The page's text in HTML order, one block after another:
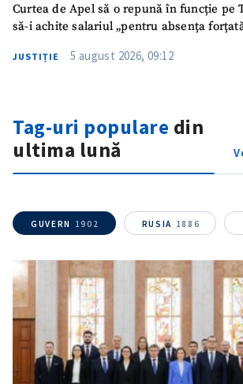
Curtea de Apel să o repună în funcție pe
să-i achite salariul „pentru absența
JUSTIȚIE 5 august 2026, 09:12
Tag-uri populare din
ultima lună
GUVERN 1902 RUSIA 1886
ȘTIREA MEA
Link media
+ Link media
CONTACT SURSĂ
Sursă anonimă
Nume+ Numele meu
Email+ Emailul meu